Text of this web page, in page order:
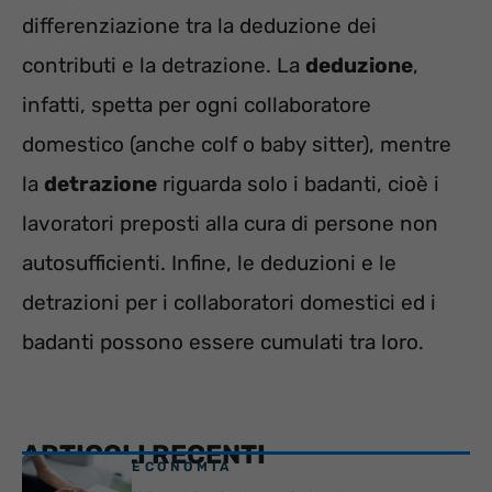
differenziazione tra la deduzione dei
contributi e la detrazione. La deduzione,
infatti, spetta per ogni collaboratore
domestico (anche colf o baby sitter), mentre
la detrazione riguarda solo i badanti, cioè i
lavoratori preposti alla cura di persone non
autosufficienti. Infine, le deduzioni e le
detrazioni per i collaboratori domestici ed i
badanti possono essere cumulati tra loro.
ARTICOLI RECENTI
ECONOMIA